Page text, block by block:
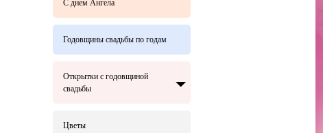
С днем Ангела
Годовщины свадьбы по годам
Открытки с годовщиной
свадьбы
Цветы